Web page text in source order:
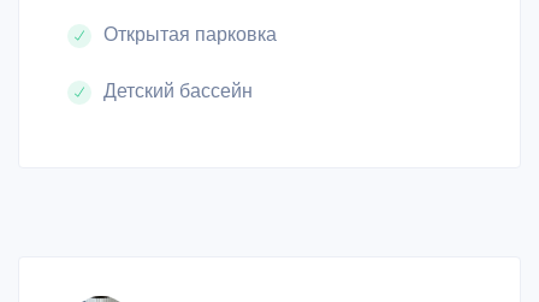
Открытая парковка
Детский бассейн